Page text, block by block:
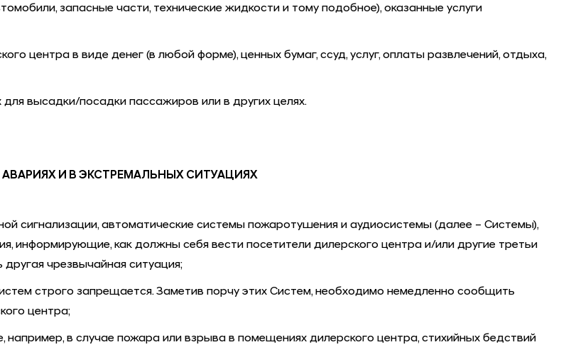
запасные части, технические жидкости и тому подобное), оказанные услуги
центра в виде денег (в любой форме), ценных бумаг, ссуд, услуг, оплаты развлечений, отдыха,
высадки/посадки пассажиров или в других целях.
И В ЭКСТРЕМАЛЬНЫХ СИТУАЦИЯХ
сигнализации, автоматические системы пожаротушения и аудиосистемы (далее – Системы),
информирующие, как должны себя вести посетители дилерского центра и/или другие третьи
чрезвычайная ситуация;
строго запрещается. Заметив порчу этих Систем, необходимо немедленно сообщить
центра;
в случае пожара или взрыва в помещениях дилерского центра, стихийных бедствий